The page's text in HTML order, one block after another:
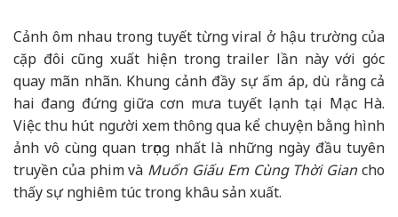
Cảnh ôm nhau trong tuyết từng viral ở hậu trường của
cặp đôi cũng xuất hiện trong trailer lần này với góc
quay mãn nhãn. Khung cảnh đầy sự ấm áp, dù rằng cả
hai đang đứng giữa cơn mưa tuyết lạnh tại Mạc Hà.
Việc thu hút người xem thông qua kể chuyện bằng hình
ảnh vô cùng quan trọng nhất là những ngày đầu tuyên
truyền của phim và Muốn Giấu Em Cùng Thời Giancho
thấy sự nghiêm túc trong khâu sản xuất.